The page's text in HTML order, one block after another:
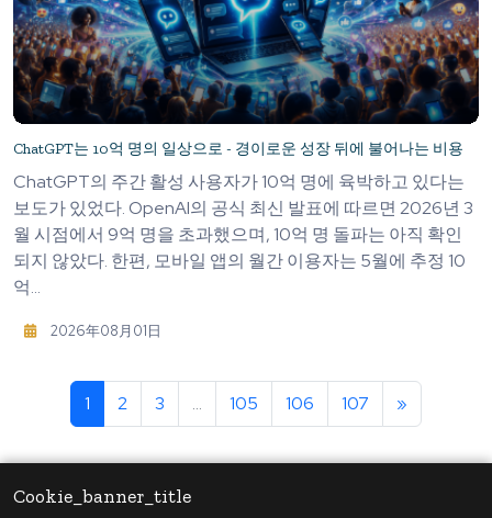
Cookie_banner_title
ChatGPT는 10억 명의 일상으로 - 경이로운 성장 뒤에 불어나는 비용
ChatGPT의 주간 활성 사용자가 10억 명에 육박하고 있다는
보도가 있었다. OpenAI의 공식 최신 발표에 따르면 2026년 3
월 시점에서 9억 명을 초과했으며, 10억 명 돌파는 아직 확인
되지 않았다. 한편, 모바일 앱의 월간 이용자는 5월에 추정 10
억...
2026年08月01日
1 2 3 ... 105 106 107 »